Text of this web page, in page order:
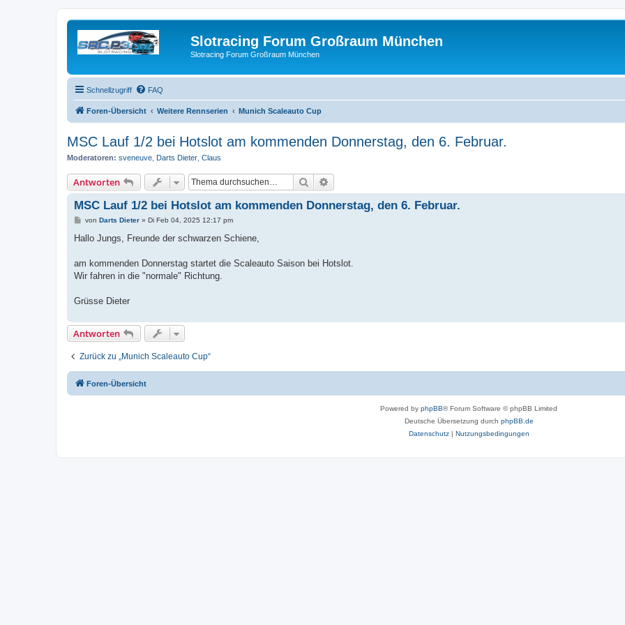
Slotracing Forum Großraum München
Slotracing Forum Großraum München
Schnellzugriff FAQ
Foren-Übersicht Weitere Rennserien Munich Scaleauto Cup
MSC Lauf 1/2 bei Hotslot am kommenden Donnerstag, den 6. Februar.
Moderatoren: sveneuve Darts Dieter Claus
Antworten Suche
MSC Lauf 1/2 bei Hotslot am kommenden Donnerstag, den 6. Februar.
B
i
a
von Darts Dieter» Di Feb 04, 2025 12:17 pm
Hallo Jungs, Freunde der schwarzen Schiene,
am kommenden Donnerstag startet die Scaleauto Saison bei Hotslot.
Wir fahren in die "normale" Richtung.
Grüsse Dieter
Antworten
Zurück zu „Munich Scaleauto Cup“
Foren-Übersicht
Powered by phpBB® Forum Software © phpBB Limited
Deutsche Übersetzung durch phpBB.de
Datenschutz| Nutzungsbedingungen